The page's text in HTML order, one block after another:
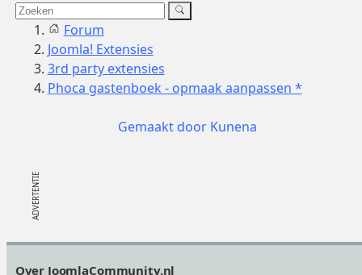
Forum
Joomla! Extensies
3rd party extensies
Phoca gastenboek - opmaak aanpassen *
Gemaakt door Kunena
Over JoomlaCommunity.nl